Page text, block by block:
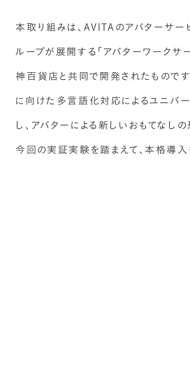
本取り組みは、AVITAのアバターサー
ループが展開する「アバターワークサ
神百貨店と共同で開発されたもので
に向けた多言語化対応によるユニバ
し、アバターによる新しいおもてなし
今回の実証実験を踏まえて、本格導入